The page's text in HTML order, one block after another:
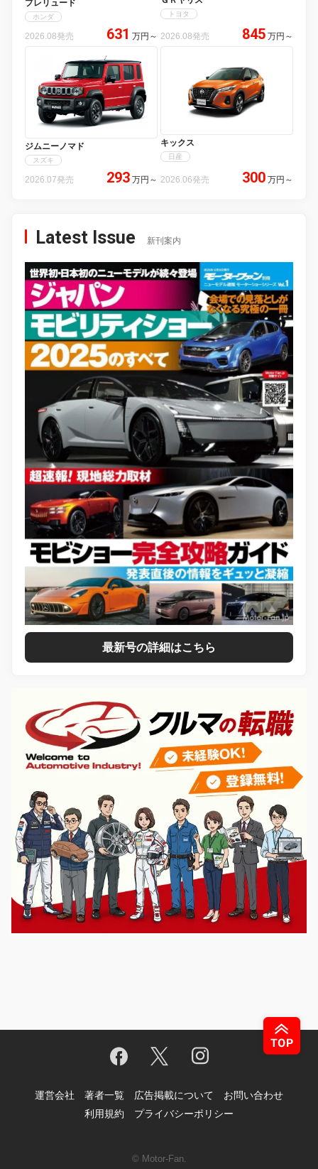
プレリュード
ホンダ
2026.08発売 631 万円 ～
トヨタ
2026.08発売 845 万円 ～
ジムニーノマド
スズキ
2026.07発売 293 万円 ～
キックス
日産
2026.06発売 300 万円 ～
Latest Issue 新刊案内
最新号の詳細はこちら
運営会社 著者一覧 広告掲載について
お問い合わせ
利用規約
プライバシーポリシー
© Motor-Fan.